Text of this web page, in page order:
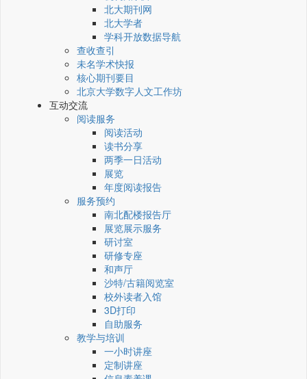
北大期刊网
北大学者
学科开放数据导航
查收查引
未名学术快报
核心期刊要目
北京大学数字人文工作坊
互动交流
阅读服务
阅读活动
读书分享
两季一日活动
展览
年度阅读报告
服务预约
南北配楼报告厅
展览展示服务
研讨室
研修专座
和声厅
沙特/古籍阅览室
校外读者入馆
3D打印
自助服务
教学与培训
一小时讲座
定制讲座